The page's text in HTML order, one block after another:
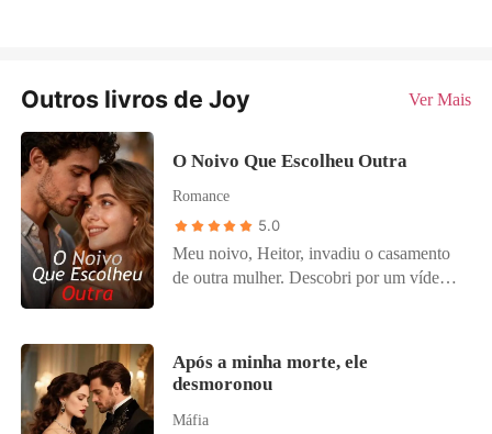
Outros livros de Joy Ver Mais
O Noivo Que Escolheu Outra
Romance
5.0
Meu noivo, Heitor, invadiu o casamento
de outra mulher. Descobri por um vídeo
vitro. Era a Kiera Matos, a "artista
dizia ter pena. Não era a primeira vez.
Após a minha morte, ele
desmoronou
Máfia